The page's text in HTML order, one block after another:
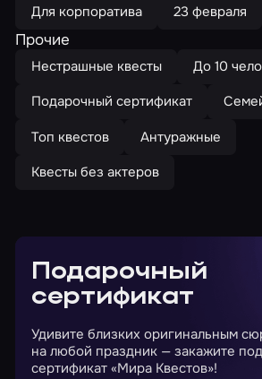
Для корпоратива
23 февраля
Прочие
Нестрашные квесты
До 10
Подарочный сертификат
Топ квестов
Антуражные
Квесты без актеров
Подарочный
сертификат
Удивите близких оригинальным
на любой праздник — закажите
сертификат «Мира Квестов»!